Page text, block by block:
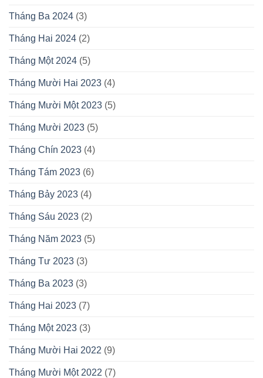
Tháng Ba 2024 (3)
Tháng Hai 2024 (2)
Tháng Một 2024 (5)
Tháng Mười Hai 2023 (4)
Tháng Mười Một 2023 (5)
Tháng Mười 2023 (5)
Tháng Chín 2023 (4)
Tháng Tám 2023 (6)
Tháng Bảy 2023 (4)
Tháng Sáu 2023 (2)
Tháng Năm 2023 (5)
Tháng Tư 2023 (3)
Tháng Ba 2023 (3)
Tháng Hai 2023 (7)
Tháng Một 2023 (3)
Tháng Mười Hai 2022 (9)
Tháng Mười Một 2022 (7)